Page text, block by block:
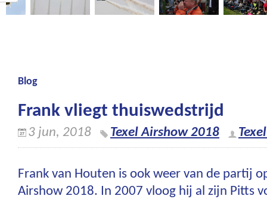
Blog
Frank vliegt thuiswedstrijd
3 jun, 2018 Texel Airshow 2018
Frank van Houten is ook weer van de partij
Airshow 2018. In 2007 vloog hij al zijn Pitts